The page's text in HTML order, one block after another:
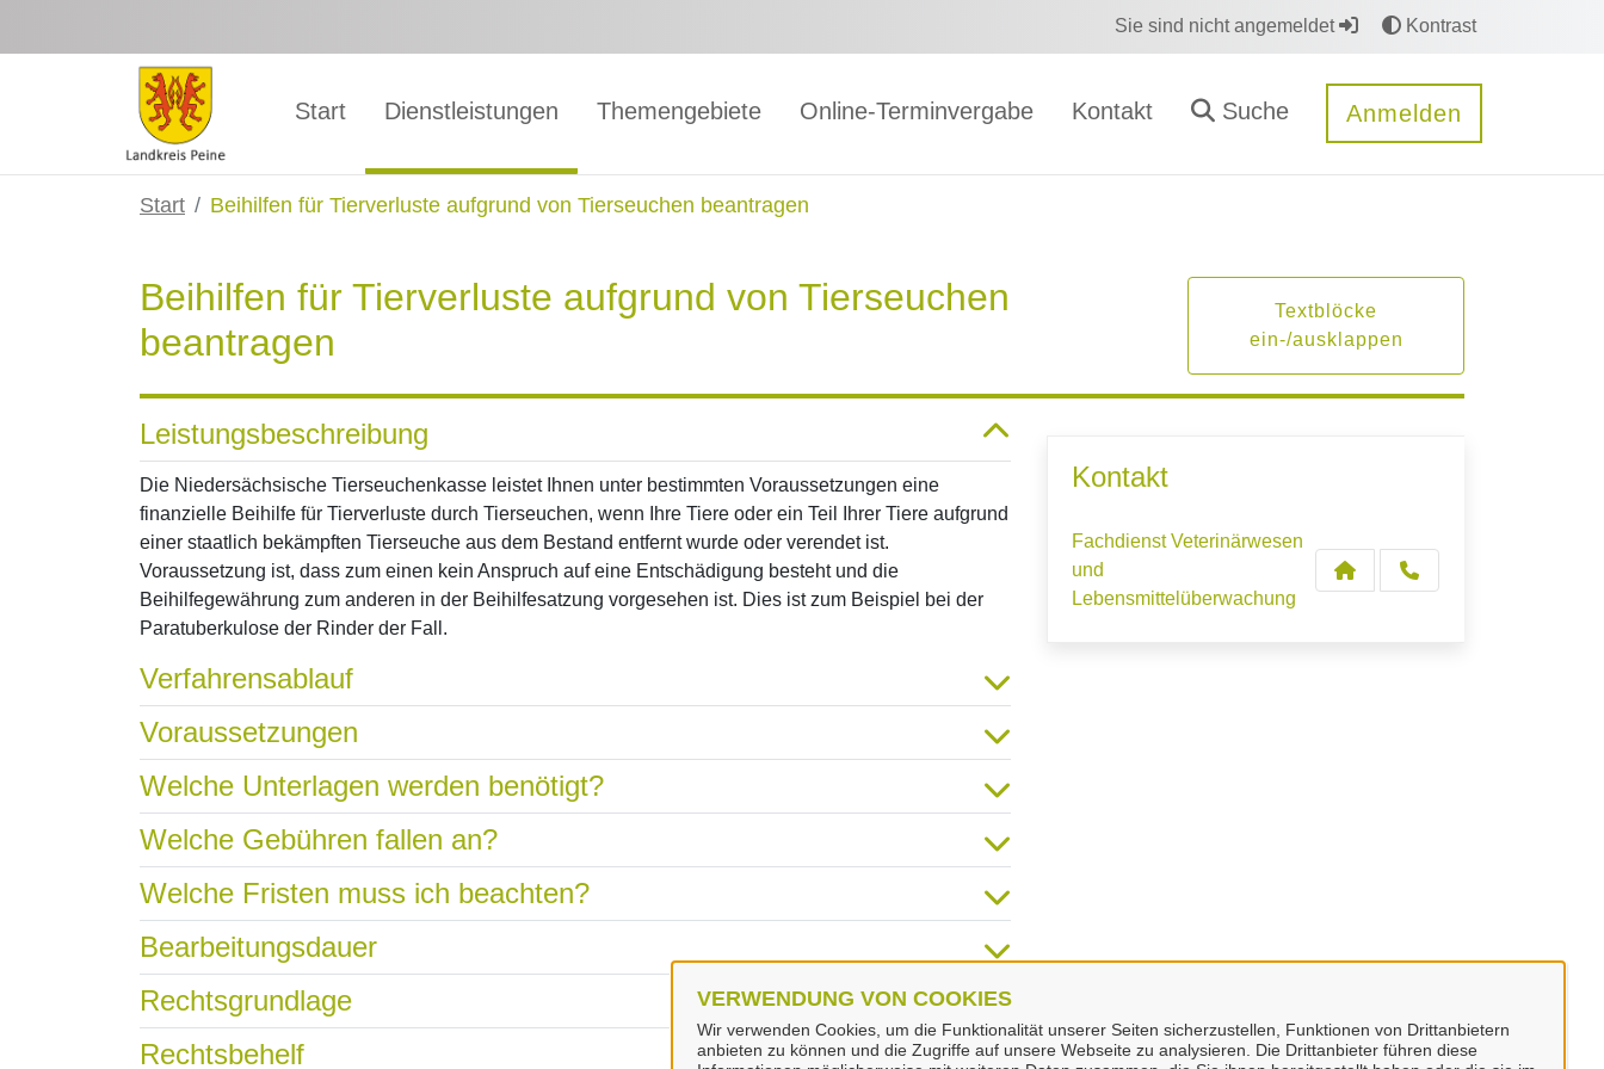
VERWENDUNG VON COOKIES
Wir verwenden Cookies, um die Funktionalität unserer Seiten sicherzustellen, Funktionen von Drittanbietern
anbieten zu können und die Zugriffe auf unsere Webseite zu analysieren. Die Drittanbieter führen diese
Sie sind nicht angemeldet Kontrast
Start Dienstleistungen Themengebiete Online-Terminvergabe Kontakt Suche Anmelden
Start Beihilfen für Tierverluste aufgrund von Tierseuchen beantragen
Beihilfen für Tierverluste aufgrund von Tierseuchen
beantragen
Textblöcke
ein-/ausklappen
Leistungsbeschreibung
Die Niedersächsische Tierseuchenkasse leistet Ihnen unter bestimmten Voraussetzungen eine
finanzielle Beihilfe für Tierverluste durch Tierseuchen, wenn Ihre Tiere oder ein Teil Ihrer Tiere aufgrund
einer staatlich bekämpften Tierseuche aus dem Bestand entfernt wurde oder verendet ist.
Voraussetzung ist, dass zum einen kein Anspruch auf eine Entschädigung besteht und die
Beihilfegewährung zum anderen in der Beihilfesatzung vorgesehen ist. Dies ist zum Beispiel bei der
Paratuberkulose der Rinder der Fall.
Verfahrensablauf
Voraussetzungen
Welche Unterlagen werden benötigt?
Welche Gebühren fallen an?
Welche Fristen muss ich beachten?
Bearbeitungsdauer
Rechtsgrundlage
Rechtsbehelf
Kontakt
Fachdienst Veterinärwesen
und
Lebensmittelüberwachung